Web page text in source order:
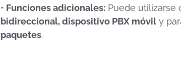
• Funciones adicionales: Puede utilizarse
bidireccional, dispositivo PBX móvil y
paquetes.